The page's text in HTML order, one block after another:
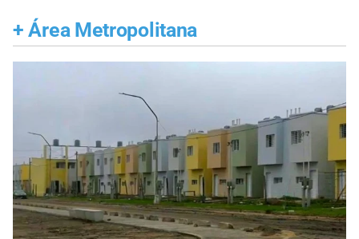
+ Área Metropolitana